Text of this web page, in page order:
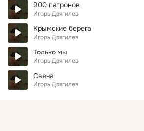
900 патронов
Игорь Дрягилев
Крымские берега
Игорь Дрягилев
Только мы
Игорь Дрягилев
Свеча
Игорь Дрягилев